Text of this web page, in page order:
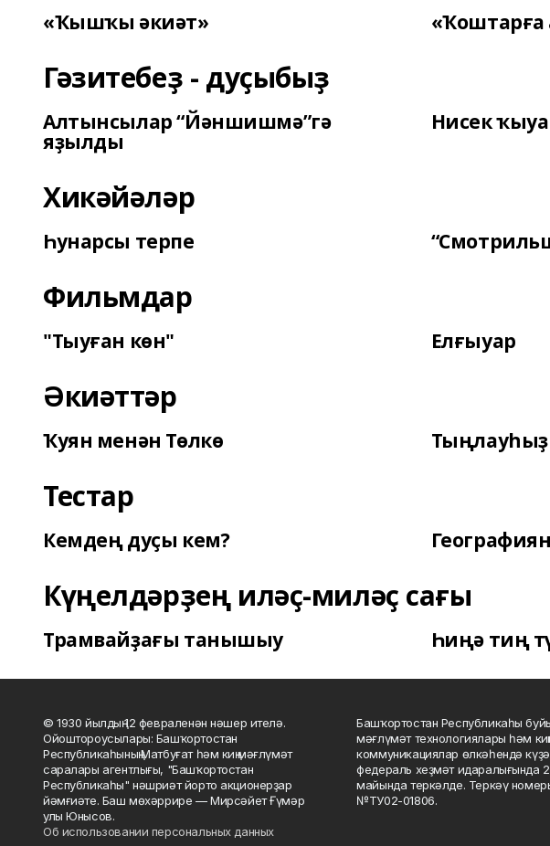
«Ҡышҡы әкиәт»
Гәзитебеҙ - дуҫыбыҙ
Алтынсылар “Йәншишмә”гә
яҙылды
Нисек
Хикәйәләр
Һунарсы терпе
Фильмдар
"Тыуған көн" Елғыуар
Әкиәттәр
Ҡуян менән Төлкө Тыңлауһыҙ
Тестар
Кемдең дуҫы кем?
Күңелдәрҙең иләҫ-миләҫ сағы
Трамвайҙағы танышыу Һиңә тиң
© 1930 йылдың 12 февраленән нәшер ителә.
Ойоштороусылары: Башҡортостан
Республикаһының Матбуғат һәм киң мәғлүмәт
саралары агентлығы, "Башҡортостан
Республикаһы" нәшриәт йорто акционерҙар
йәмғиәте. Баш мөхәррире — Мирсәйет Ғүмәр
улы Юнысов.
Об использовании персональных данных
Башҡортостан Республикаһы
мәғлүмәт технологиялары һәм
коммуникациялар өлкәһендә
федераль хеҙмәт идаралығында
майында теркәлде. Теркәү
№ТУ02-01806.